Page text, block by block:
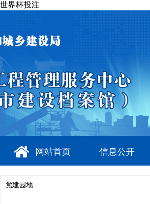
世界杯投注
网站首页 信息公开
党建园地